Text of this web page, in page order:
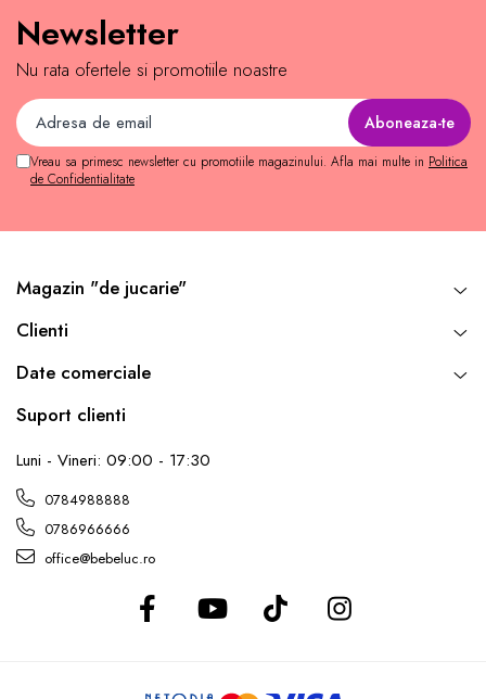
Newsletter
Nu rata ofertele si promotiile noastre
Vreau sa primesc newsletter cu promotiile magazinului. Afla mai multe in Politica
de Confidentialitate
Magazin "de jucarie"
Clienti
Date comerciale
Suport clienti
Luni - Vineri: 09:00 - 17:30
0784988888
0786966666
office@bebeluc.ro